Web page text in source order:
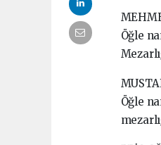
Öğle
Öğle